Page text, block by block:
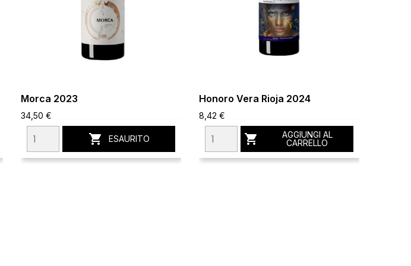
Morca 2023
34,50 €
 ESAURITO
Honoro Vera Rioja 2024
8,42 €

AGGIUNGI AL
CARRELLO